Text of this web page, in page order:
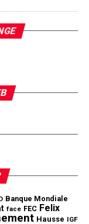
Banque Mondiale
face FEC Felix
Hausse IGF